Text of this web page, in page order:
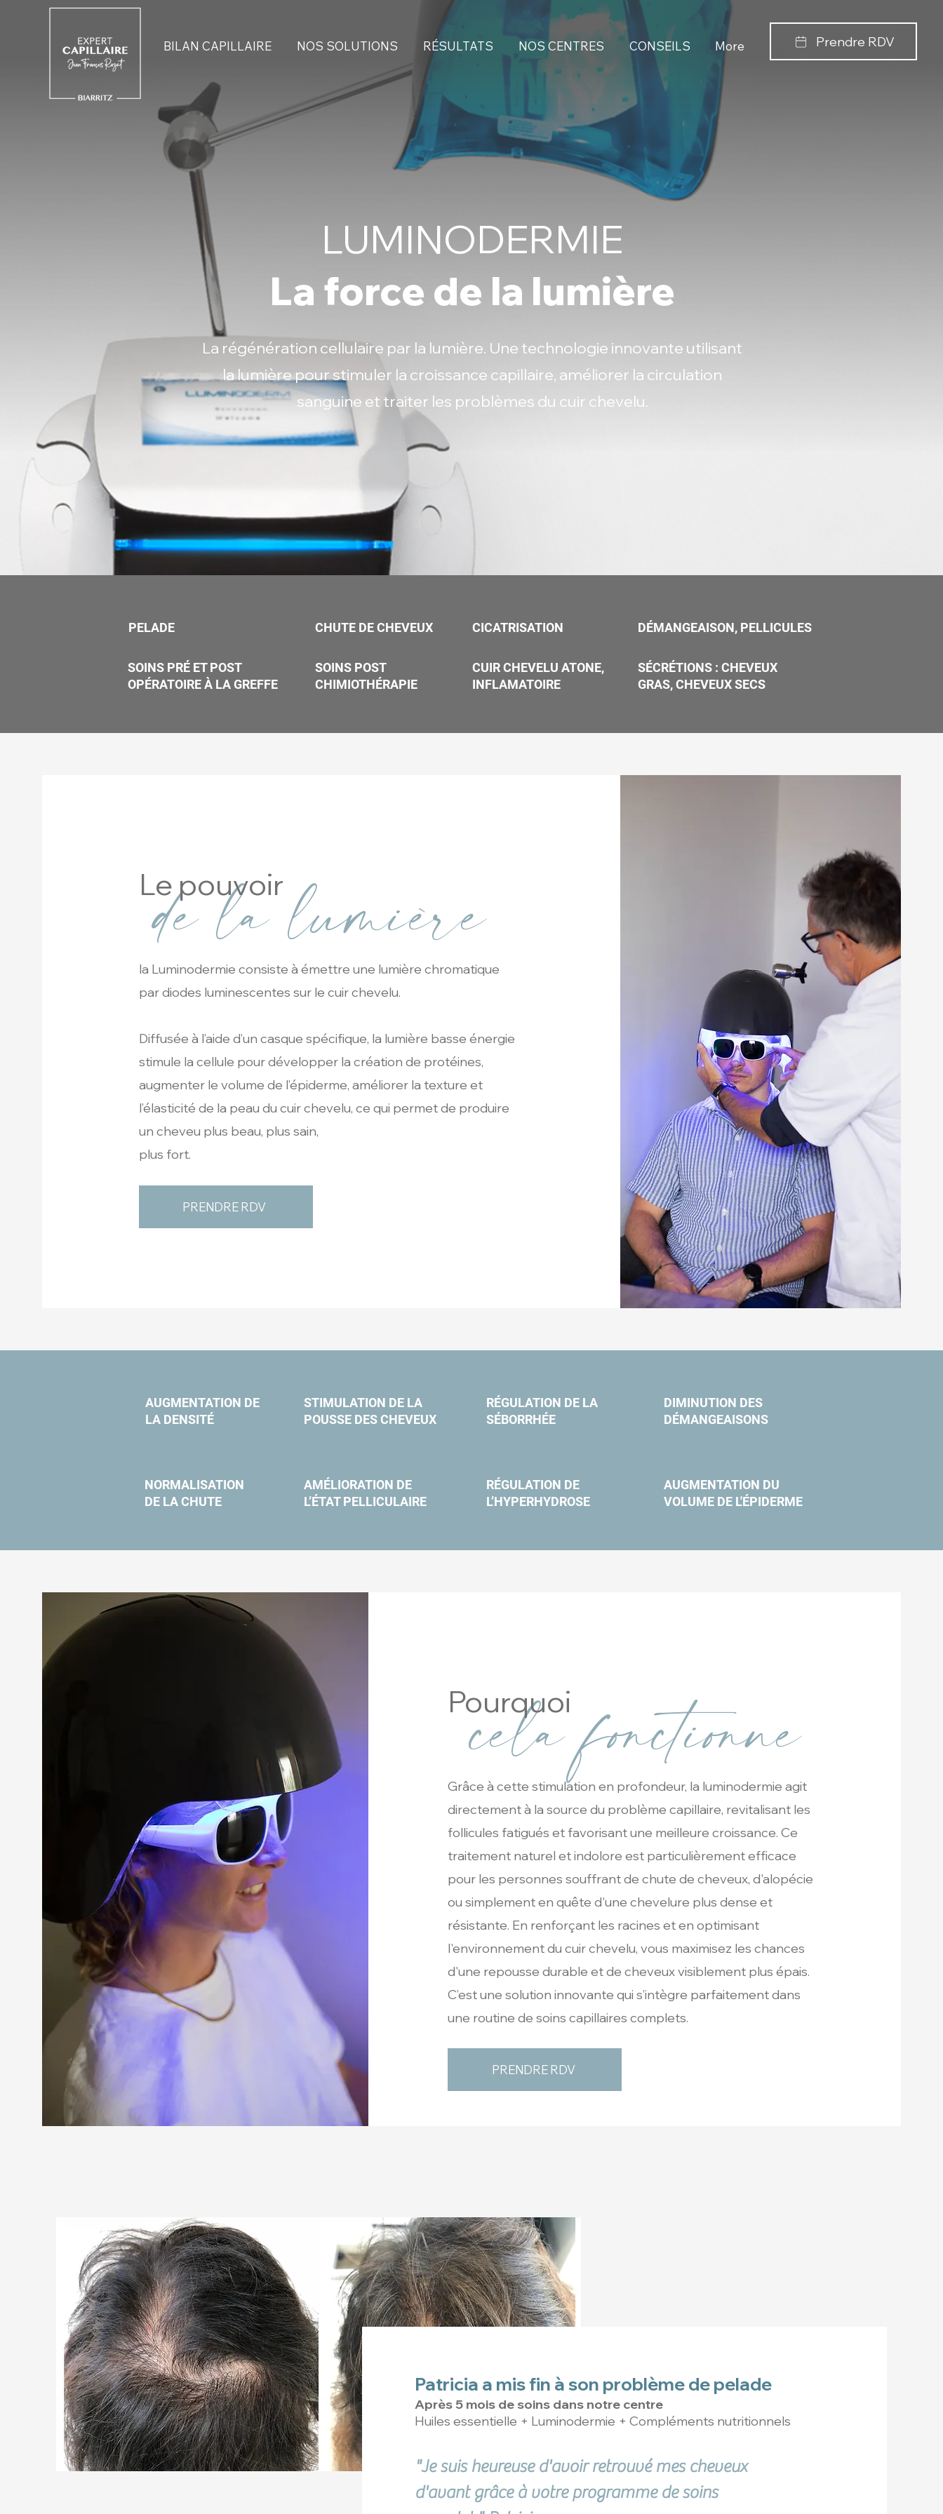
Prendre RDV
BILAN CAPILLAIRE NOS SOLUTIONS RÉSULTATS NOS CENTRES CONSEILS More
LUMINODERMIE
La force de la lumière
La régénération cellulaire par la lumière. Une technologie innovante utilisant
la lumière pour stimuler la croissance capillaire, améliorer la circulation
sanguine et traiter les problèmes du cuir chevelu.
PELADE
SOINS PRÉ ET POST
OPÉRATOIRE À LA GREFFE
CHUTE DE CHEVEUX CICATRISATION DÉMANGEAISON, PELLICULES
SOINS POST
CHIMIOTHÉRAPIE
CUIR CHEVELU ATONE,
INFLAMATOIRE
SÉCRÉTIONS : CHEVEUX
GRAS, CHEVEUX SECS
de la lumière
Le pouvoir
la Luminodermie consiste à émettre une lumière chromatique
par diodes luminescentes sur le cuir chevelu.
Diffusée à l’aide d’un casque spécifique, la lumière basse énergie
stimule la cellule pour développer la création de protéines,
augmenter le volume de l’épiderme, améliorer la texture et
l’élasticité de la peau du cuir chevelu, ce qui permet de produire
un cheveu plus beau, plus sain,
plus fort.
PRENDRE RDV
AUGMENTATION DE
LA DENSITÉ
STIMULATION DE LA
POUSSE DES CHEVEUX
RÉGULATION DE LA
SÉBORRHÉE
DIMINUTION DES
DÉMANGEAISONS
NORMALISATION
DE LA CHUTE
AMÉLIORATION DE
L’ÉTAT PELLICULAIRE
RÉGULATION DE
L’HYPERHYDROSE
AUGMENTATION DU
VOLUME DE L'ÉPIDERME
cela fonctionne
Pourquoi
Grâce à cette stimulation en profondeur, la luminodermie agit
directement à la source du problème capillaire, revitalisant les
follicules fatigués et favorisant une meilleure croissance. Ce
traitement naturel et indolore est particulièrement efficace
pour les personnes souffrant de chute de cheveux, d'alopécie
ou simplement en quête d'une chevelure plus dense et
résistante. En renforçant les racines et en optimisant
l'environnement du cuir chevelu, vous maximisez les chances
d'une repousse durable et de cheveux visiblement plus épais.
C’est une solution innovante qui s’intègre parfaitement dans
une routine de soins capillaires complets.
PRENDRE RDV
Patricia a mis fin à son problème de pelade
Après 5 mois de soins dans notre centre
Huiles essentielle + Luminodermie + Compléments nutritionnels
"Je suis heureuse d'avoir retrouvé mes cheveux
d'avant grâce à votre programme de soins